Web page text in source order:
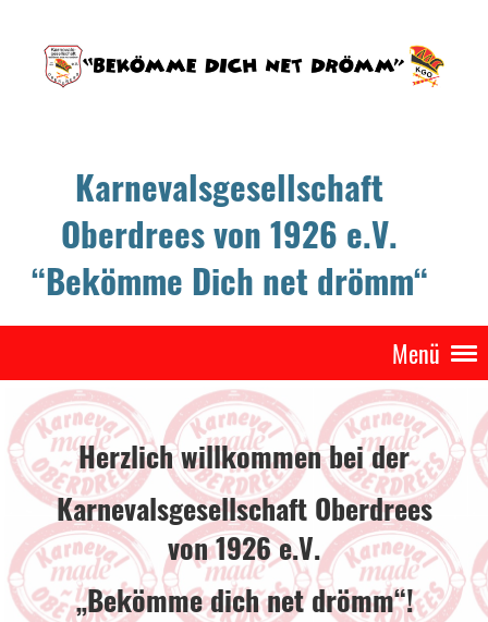
Karnevalsgesellschaft
Oberdrees von 1926 e.V.
“Bekömme Dich net drömm“
Menü
Herzlich willkommen bei der
Karnevalsgesellschaft Oberdrees
von 1926 e.V.
„Bekömme dich net drömm“!